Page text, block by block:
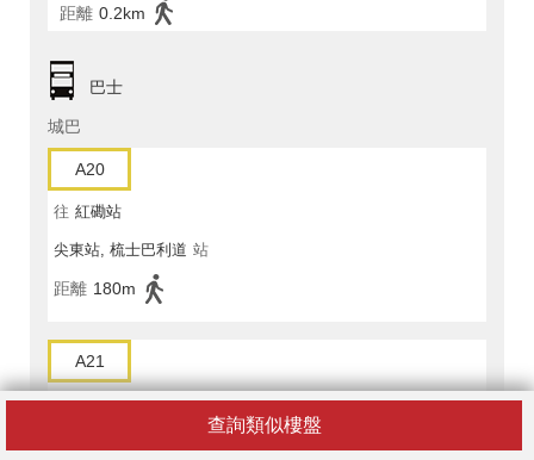
查詢類似樓盤
距離 0.2km
巴士
城巴
A20
往 紅磡站
尖東站, 梳士巴利道 站
距離 180m
A21
往 紅磡站